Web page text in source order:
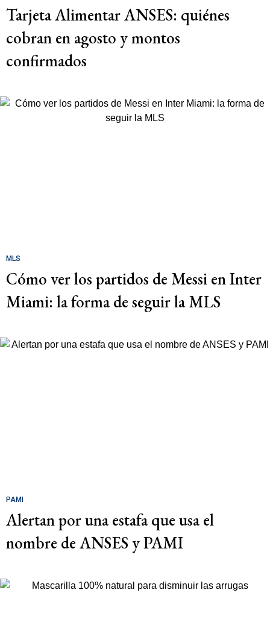
Tarjeta Alimentar ANSES: quiénes
cobran en agosto y montos
confirmados
MLS
Cómo ver los partidos de Messi en Inter
Miami: la forma de seguir la MLS
PAMI
Alertan por una estafa que usa el
nombre de ANSES y PAMI